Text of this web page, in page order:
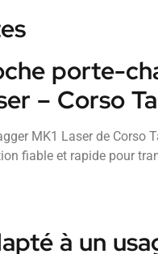
porte-
– Corso
MK1 Laser de Corso
fiable et rapide pour
à un